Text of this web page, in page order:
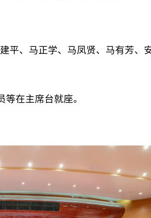
平、马正学、马凤贤、马有芳、
在主席台就座。